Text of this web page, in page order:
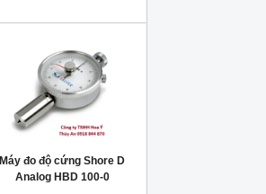
Máy đo độ cứng Shore D
Analog HBD 100-0